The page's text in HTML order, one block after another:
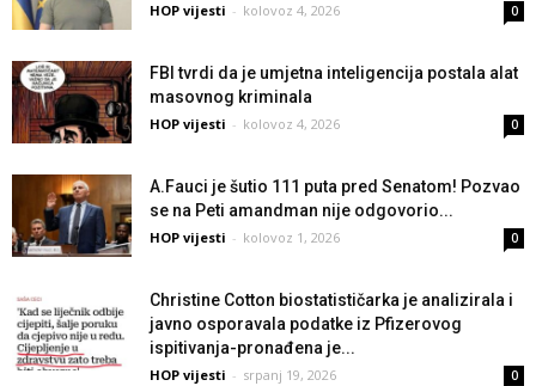
HOP vijesti - kolovoz 4, 2026 0
FBI tvrdi da je umjetna inteligencija postala alat
masovnog kriminala
HOP vijesti - kolovoz 4, 2026 0
A.Fauci je šutio 111 puta pred Senatom! Pozvao
se na Peti amandman nije odgovorio...
HOP vijesti - kolovoz 1, 2026 0
Christine Cotton biostatističarka je analizirala i
javno osporavala podatke iz Pfizerovog
ispitivanja-pronađena je...
HOP vijesti - srpanj 19, 2026 0